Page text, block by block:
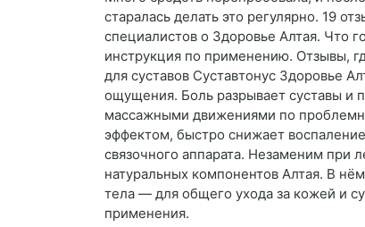
старалась делать это регулярно. 19
специалистов о Здоровье Алтая. Что
инструкция по применению. Отзывы,
для суставов Суставтонус Здоровье
ощущения. Боль разрывает суставы и
массажными движениями по
эффектом, быстро снижает
связочного аппарата. Незаменим при
натуральных компонентов Алтая. В
тела — для общего ухода за кожей и
применения.